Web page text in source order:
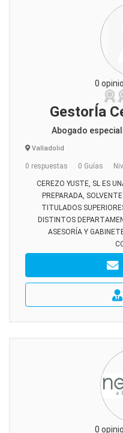
0
GestorÍa
Abogado
Valladolid
0 respuestas 0 Guías
CEREZO YUSTE, SL ES
PREPARADA,
TITULADOS
DISTINTOS
ASESORÍA Y
0